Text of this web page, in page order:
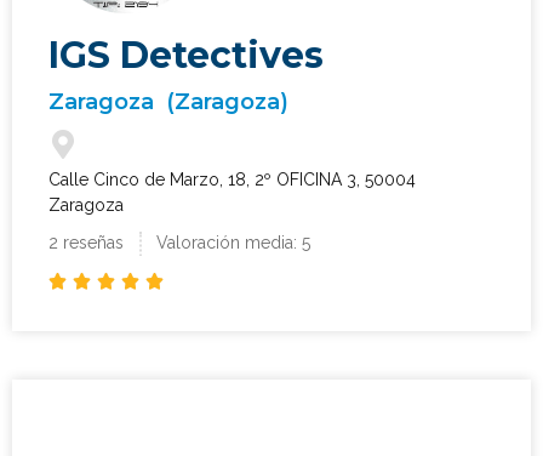
IGS Detectives
Zaragoza (Zaragoza)
Calle Cinco de Marzo, 18, 2º OFICINA 3, 50004
Zaragoza
2 reseñas
Valoración media: 5
    